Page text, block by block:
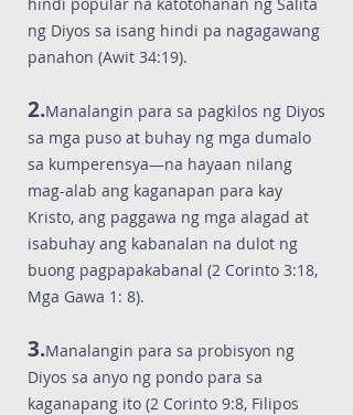
ng Diyos sa isang hindi pa nagagawang
panahon (Awit 34:19).
2.Manalangin para sa pagkilos ng Diyos
sa mga puso at buhay ng mga dumalo
sa kumperensya—na hayaan nilang
mag-alab ang kaganapan para kay
Kristo, ang paggawa ng mga alagad at
isabuhay ang kabanalan na dulot ng
buong pagpapakabanal (2 Corinto 3:18,
Mga Gawa 1: 8).
3.Manalangin para sa probisyon ng
Diyos sa anyo ng pondo para sa
kaganapang ito (2 Corinto 9:8, Filipos